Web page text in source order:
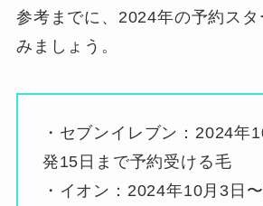
参考までに、2024年の予約ス
みましょう。
・セブンイレブン：2024年
発15日まで予約受ける毛
・イオン：2024年10月3日